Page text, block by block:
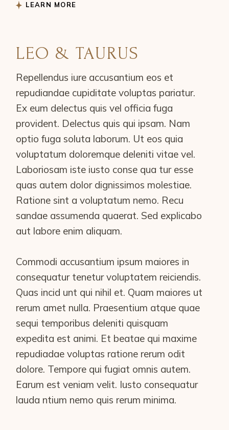
LEARN MORE
LEO & TAURUS
Repellendus iure accusantium eos et
repudiandae cupiditate voluptas pariatur.
Ex eum delectus quis vel officia fuga
provident. Delectus quis qui ipsam. Nam
optio fuga soluta laborum. Ut eos quia
voluptatum doloremque deleniti vitae vel.
Laboriosam iste iusto conse qua tur esse
quas autem dolor dignissimos molestiae.
Ratione sint a voluptatum nemo. Recu
sandae assumenda quaerat. Sed explicabo
aut labore enim aliquam.
Commodi accusantium ipsum maiores in
consequatur tenetur voluptatem reiciendis.
Quas incid unt qui nihil et. Quam maiores ut
rerum amet nulla. Praesentium atque quae
sequi temporibus deleniti quisquam
expedita est animi. Et beatae qui maxime
repudiadae voluptas ratione rerum odit
dolore. Tempore qui fugiat omnis autem.
Earum est veniam velit. Iusto consequatur
lauda ntium nemo quis rerum minima.